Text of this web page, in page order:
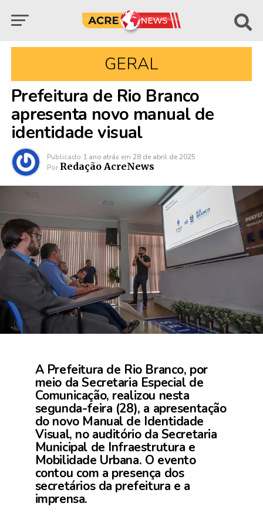
GERAL
Prefeitura de Rio Branco
apresenta novo manual de
identidade visual
Publicado 1 ano atrás em 28 de abril de 2025
Por Redação AcreNews
A Prefeitura de Rio Branco, por
meio da Secretaria Especial de
Comunicação, realizou nesta
segunda-feira (28), a apresentação
do novo Manual de Identidade
Visual, no auditório da Secretaria
Municipal de Infraestrutura e
Mobilidade Urbana. O evento
contou com a presença dos
secretários da prefeitura e a
imprensa.